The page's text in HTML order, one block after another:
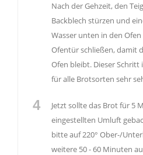
Nach der Gehzeit, den
Backblech stürzen und
Wasser unten in den
Ofentür schließen, damit
Ofen bleibt. Dieser
für alle Brotsorten sehr
4
Jetzt sollte das Brot für 5
eingestellten Umluft
bitte auf 220° Ober-/
weitere 50 - 60 Minuten